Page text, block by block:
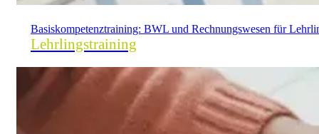
Basiskompetenz­training: BWL und Rechnungswesen für
Lehrlingstraining